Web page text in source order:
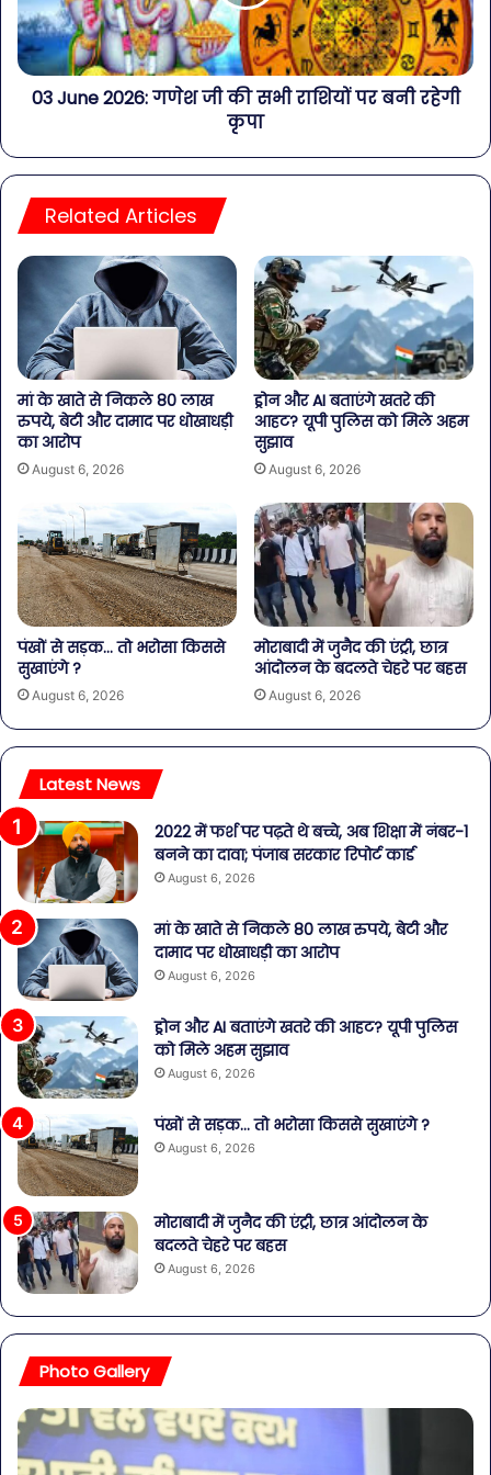
03 June 2026: गणेश जी की सभी राशियों पर बनी रहेगी
कृपा
Related Articles
मां के खाते से निकले 80 लाख
रुपये, बेटी और दामाद पर धोखाधड़ी
का आरोप
August 6, 2026
ड्रोन और AI बताएंगे खतरे की
आहट? यूपी पुलिस को मिले अहम
सुझाव
August 6, 2026
पंखों से सड़क… तो भरोसा किससे
सुखाएंगे ?
August 6, 2026
मोराबादी में जुनैद की एंट्री, छात्र
आंदोलन के बदलते चेहरे पर बहस
August 6, 2026
Latest News
2022 में फर्श पर पढ़ते थे बच्चे, अब शिक्षा में नंबर-1
बनने का दावा; पंजाब सरकार रिपोर्ट कार्ड
August 6, 2026
मां के खाते से निकले 80 लाख रुपये, बेटी और
दामाद पर धोखाधड़ी का आरोप
August 6, 2026
ड्रोन और AI बताएंगे खतरे की आहट? यूपी पुलिस
को मिले अहम सुझाव
August 6, 2026
पंखों से सड़क… तो भरोसा किससे सुखाएंगे ?
August 6, 2026
मोराबादी में जुनैद की एंट्री, छात्र आंदोलन के
बदलते चेहरे पर बहस
August 6, 2026
Photo Gallery
व्यापारियों
को
राहत
पेट